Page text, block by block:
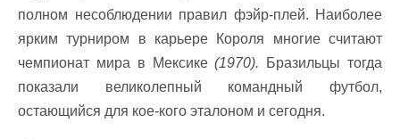
полном несоблюдении правил фэйр-плей. Наиболее
ярким турниром в карьере Короля многие считают
чемпионат мира в Мексике(1970). Бразильцы тогда
показали великолепный командный футбол,
остающийся для кое-кого эталоном и сегодня.